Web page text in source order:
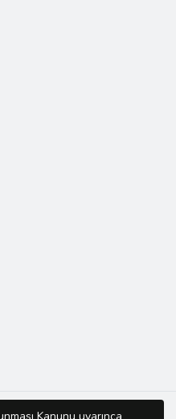
Tüm Hakları Saklıdır.